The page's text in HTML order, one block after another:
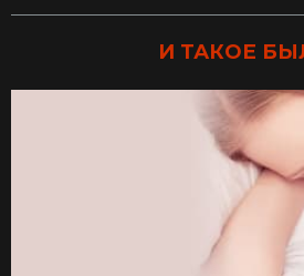
И ТАКОЕ